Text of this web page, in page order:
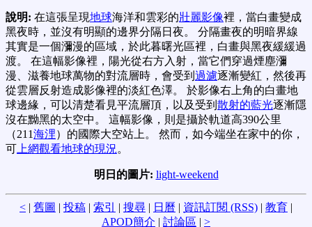
說明: 在這張呈現地球海洋和雲彩的壯麗影像裡，當白畫變成
黑夜時，並沒有明顯的邊界分隔日夜。 分隔畫夜的明暗界線
其實是一個瀰漫的區域，於此暮曙光區裡，白畫與黑夜緩緩過
渡。 在這幅影像裡，陽光從右方入射，當它們穿過煙塵瀰
漫、滋養地球萬物的對流層時，會受到 過濾逐漸變紅，然後再
從雲層反射造成影像裡的淡紅色澤。 於影像右上角的白畫地
球邊緣，可以清楚看見平流層頂，以及受到 散射的藍光逐漸隱
沒在黝黑的太空中。 這幅影像，則是攝於軌道高390公里
（211海浬）的國際大空站上。 然而，如今端坐在家中的你，
可 上網觀看地球的現況。
明日的圖片: light-weekend
< | 舊圖 | 投稿 | 索引 | 搜尋 | 日曆 | 資訊訂閱 (RSS) | 教育 |
APOD簡介 | 討論區 | >